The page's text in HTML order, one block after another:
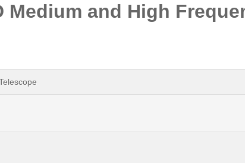
and High